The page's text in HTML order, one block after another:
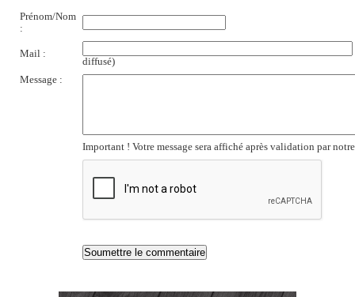
Prénom/Nom
:
Mail :
diffusé)
Message :
Important ! Votre message sera affiché après validation par